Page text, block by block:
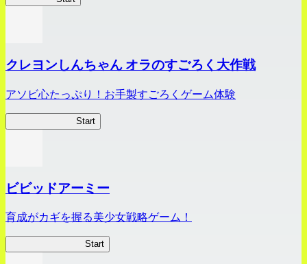
クレヨンしんちゃん オラのすごろく大作戦
アソビ心たっぷり！お手製すごろくゲーム体験
Start
ビビッドアーミー
育成がカギを握る美少女戦略ゲーム！
Start